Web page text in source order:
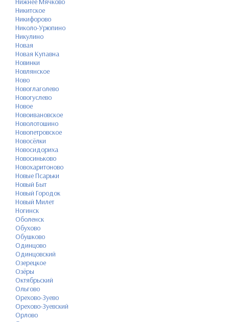
Никитское
Никифорово
Николо-Урюпино
Никулино
Новая
Новая Купавна
Новинки
Новлянское
Ново
Новоглаголево
Новогуслево
Новое
Новоивановское
Новолотошино
Новопетровское
Новосёлки
Новосидориха
Новосиньково
Новохаритоново
Новые Псарьки
Новый Быт
Новый Городок
Новый Милет
Ногинск
Оболенск
Обухово
Обушково
Одинцово
Одинцовский
Озерецкое
Озёры
Октябрьский
Ольгово
Орехово-Зуево
Орехово-Зуевский
Орлово